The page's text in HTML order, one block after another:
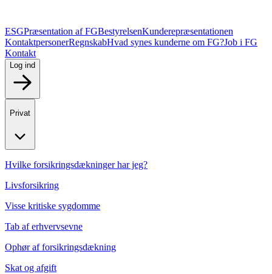
ESGPræsentation af FGBestyrelsenKunderepræsentationen
KontaktpersonerRegnskabHvad synes kunderne om FG?Job i FG
Kontakt
Log ind
Privat
Hvilke forsikringsdækninger har jeg?
Livsforsikring
Visse kritiske sygdomme
Tab af erhvervsevne
Ophør af forsikringsdækning
Skat og afgift